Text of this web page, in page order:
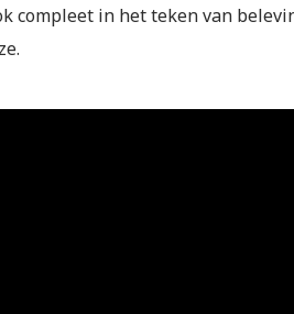
compleet in het teken van